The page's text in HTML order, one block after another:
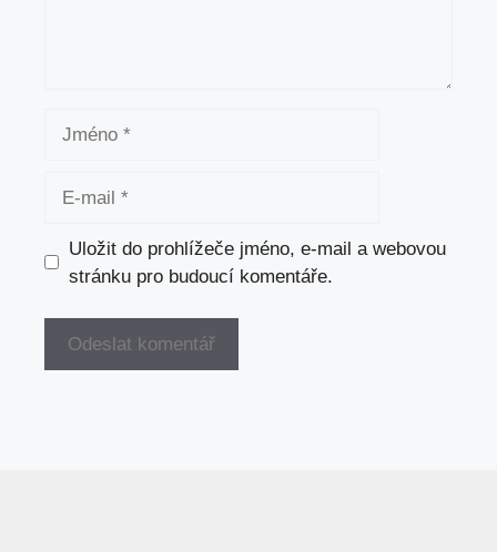
Uložit do prohlížeče jméno, e-mail a webovou
stránku pro budoucí komentáře.